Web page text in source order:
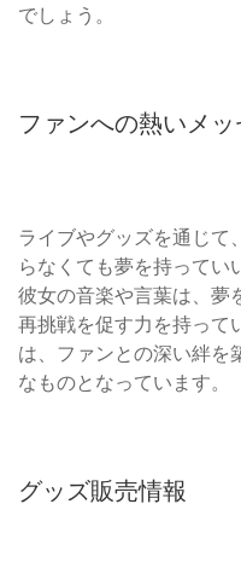
でしょう。
ファンへの熱いメ
ライブやグッズを通じて
らなくても夢を持ってい
彼女の音楽や言葉は、夢
再挑戦を促す力を持って
は、ファンとの深い絆を
なものとなっています。
グッズ販売情報